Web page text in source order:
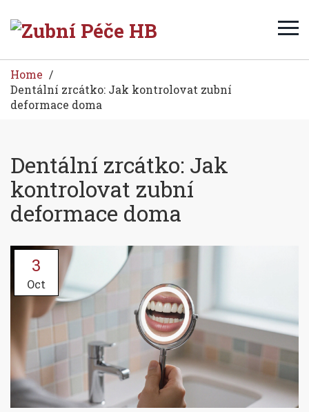
Home
Dentální zrcátko: Jak kontrolovat zubní
deformace doma
Dentální zrcátko: Jak
kontrolovat zubní
deformace doma
3
Oct